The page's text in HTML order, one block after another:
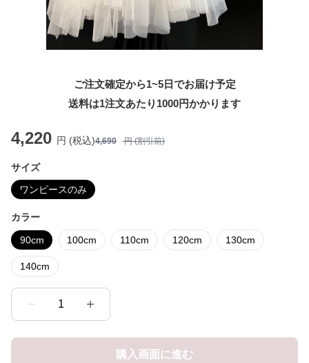
ご注文確定から1~5日でお届け予定
送料は1注文あたり 1000円かかります
4,220 円 (税込)4,690 円 (割引前)
サイズ
ワンピースのみ
カラー
90cm 100cm 110cm 120cm 130cm
140cm
1
購入画面に進む